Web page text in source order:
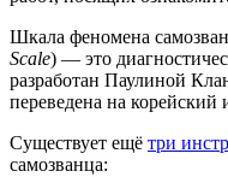
Шкала феномена
Scale) — это
разработан Паулиной
переведена на
Существует ещё три
самозванца: